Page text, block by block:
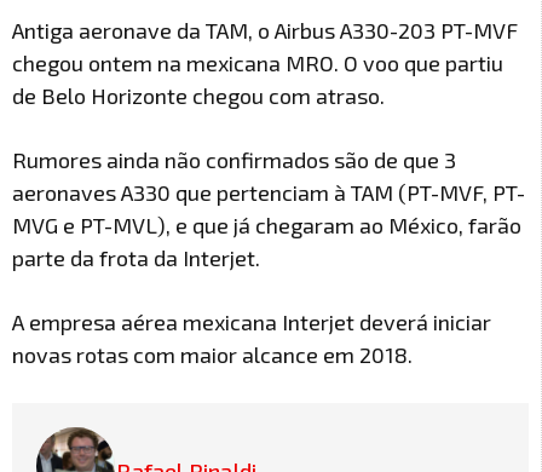
Antiga aeronave da TAM, o Airbus A330-203 PT-MVF
chegou ontem na mexicana MRO. O voo que partiu
de Belo Horizonte chegou com atraso.
Rumores ainda não confirmados são de que 3
aeronaves A330 que pertenciam à TAM (PT-MVF, PT-
MVG e PT-MVL), e que já chegaram ao México, farão
parte da frota da Interjet.
A empresa aérea mexicana Interjet deverá iniciar
novas rotas com maior alcance em 2018.